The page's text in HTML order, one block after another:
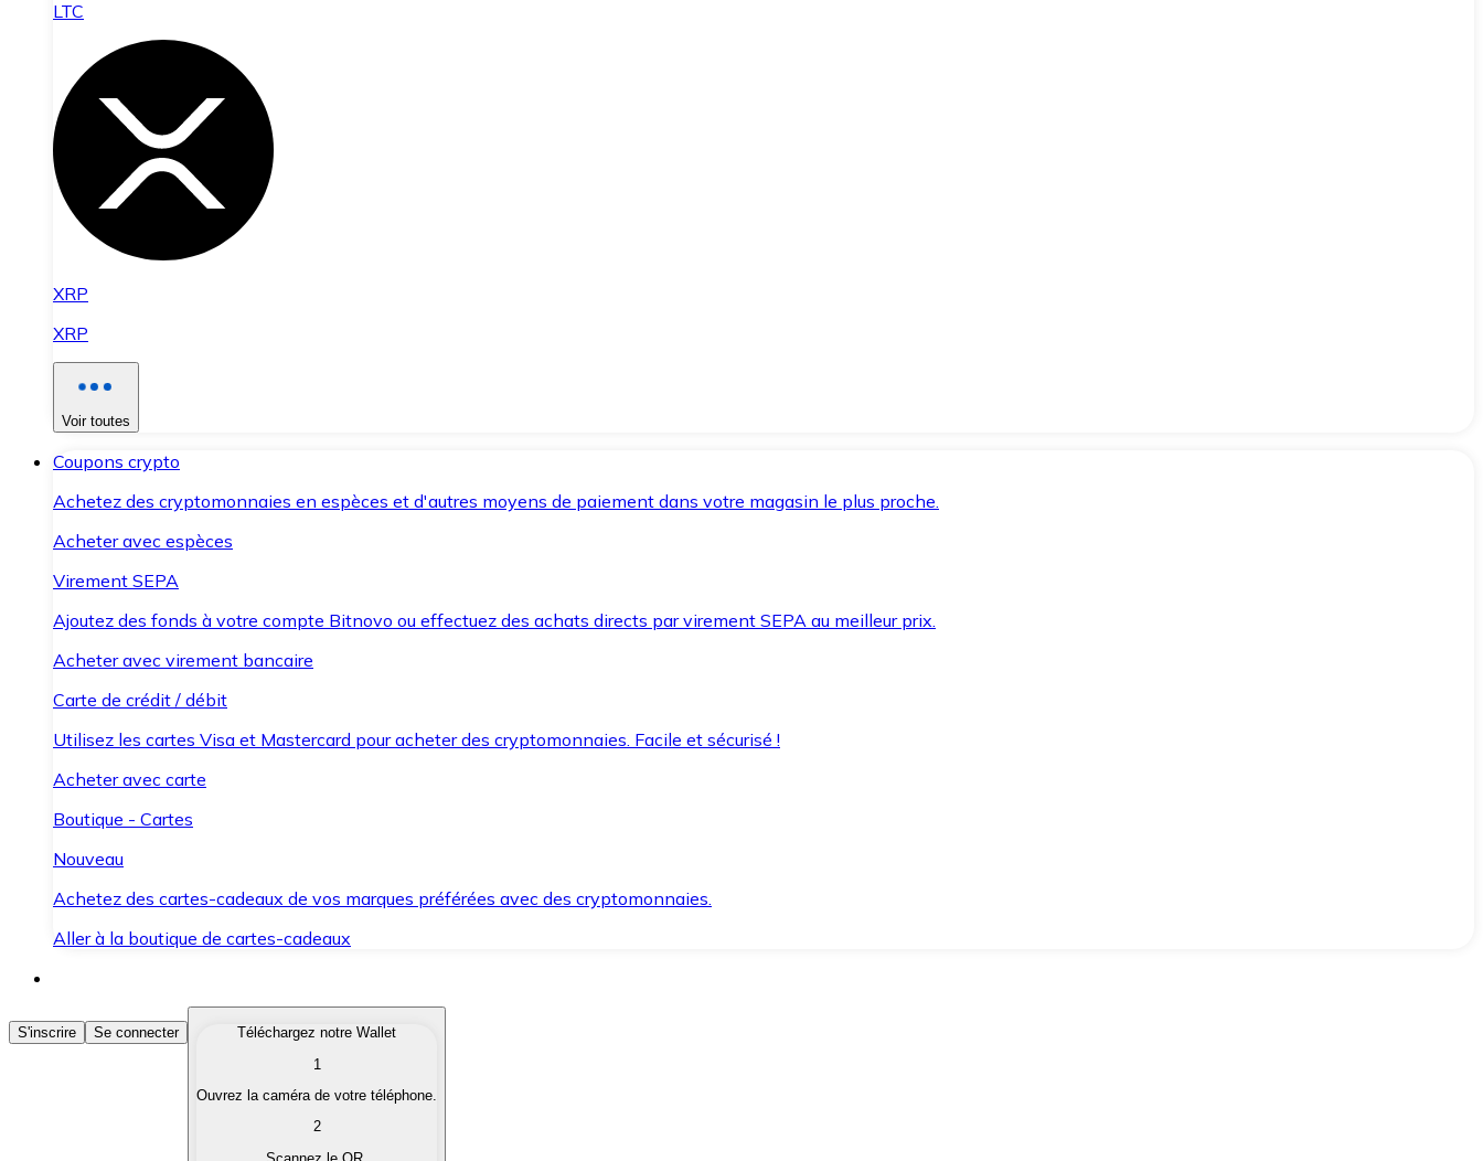
LTC
XRP
XRP
Voir toutes
Coupons crypto
Achetez des cryptomonnaies en espèces et d'autres moyens de paiement dans votre magasin le plus proche.
Acheter avec espèces
Virement SEPA
Ajoutez des fonds à votre compte Bitnovo ou effectuez des achats directs par virement SEPA au meilleur prix.
Acheter avec virement bancaire
Carte de crédit / débit
Utilisez les cartes Visa et Mastercard pour acheter des cryptomonnaies. Facile et sécurisé !
Acheter avec carte
Boutique - Cartes
Nouveau
Achetez des cartes-cadeaux de vos marques préférées avec des cryptomonnaies.
Aller à la boutique de cartes-cadeaux
Acheter des Cryptomonnaies
Achetez les cryptomonnaies qui vous intéressent rapidement et en toute sécurité.
Convertissez vos cryptomonnaies en monnaie fiduciaire lorsque vous en avez besoin.
S'inscrire Se connecter
Téléchargez notre Wallet
1
Ouvrez la caméra de votre téléphone.
2